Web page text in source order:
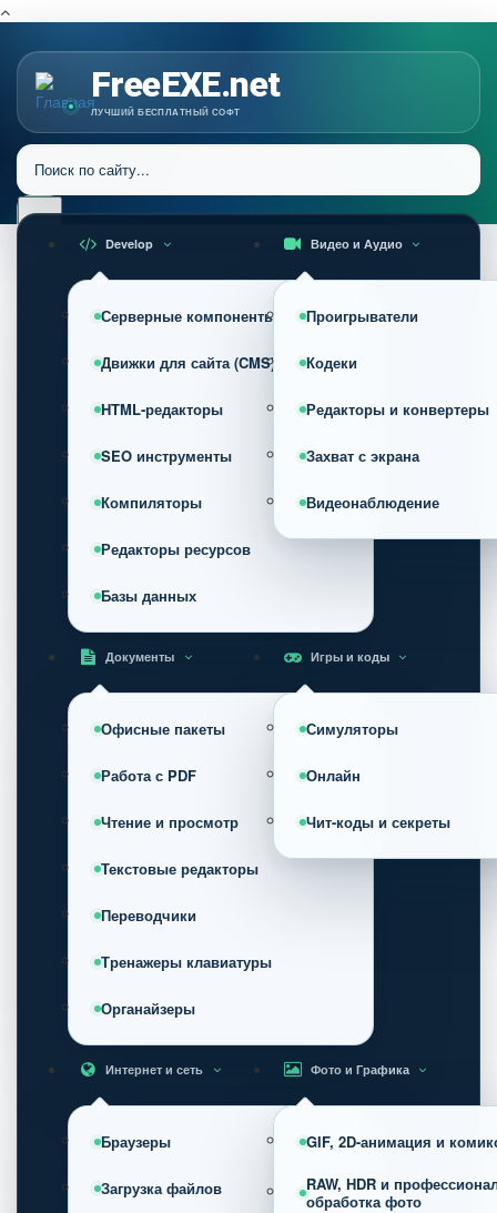
FreeEXE.net
ЛУЧШИЙ БЕСПЛАТНЫЙ СОФТ
Develop
Серверные компоненты
Движки для сайта (CMS)
HTML-редакторы
SEO инструменты
Компиляторы
Редакторы ресурсов
Базы данных
Видео и Аудио
Проигрыватели
Кодеки
Редакторы и конвертеры
Захват с экрана
Видеонаблюдение
Документы
Офисные пакеты
Работа с PDF
Чтение и просмотр
Текстовые редакторы
Переводчики
Тренажеры клавиатуры
Органайзеры
Игры и коды
Симуляторы
Онлайн
Чит-коды и секреты
Интернет и сеть
Браузеры
Загрузка файлов
Фото и Графика
GIF, 2D-анимация и
RAW, HDR и
обработка фото